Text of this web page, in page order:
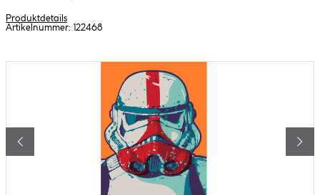
Produktdetails
Artikelnummer: 122468